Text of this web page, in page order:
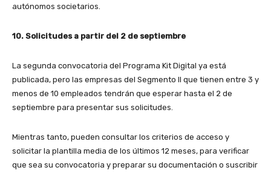
autónomos societarios.
10. Solicitudes a partir del 2 de septiembre
La segunda convocatoria del Programa Kit Digital ya está
publicada, pero las empresas del Segmento II que tienen entre 3 y
menos de 10 empleados tendrán que esperar hasta el 2 de
septiembre para presentar sus solicitudes.
Mientras tanto, pueden consultar los criterios de acceso y
solicitar la plantilla media de los últimos 12 meses, para verificar
que sea su convocatoria y preparar su documentación o suscribir